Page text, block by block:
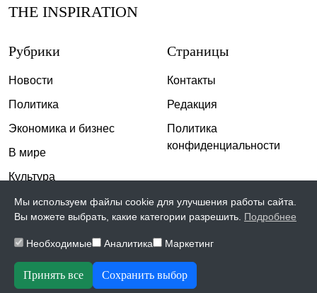
THE INSPIRATION
Рубрики
Новости
Политика
Экономика и бизнес
В мире
Культура
Спорт
Происшествия
Скандалы
Страницы
Контакты
Редакция
Политика
конфиденциальности
Мы используем файлы cookie для улучшения работы сайта.
Вы можете выбрать, какие категории разрешить. Подробнее
Необходимые Аналитика Маркетинг
Принять все Сохранить выбор